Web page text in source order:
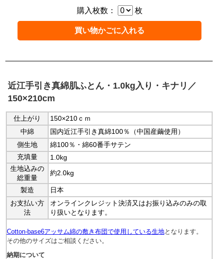
購入枚数： 枚
近江手引き真綿肌ふとん・1.0kg入り・キナリ／
150×210cm
仕上がり
150×210ｃｍ
中綿
国内近江手引き真綿100％（中国産繭使用）
側生地
綿100％・綿60番手サテン
充填量
1.0kg
生地込みの
総重量
約2.0kg
製造
日本
お支払い方
法
オンラインクレジット決済又はお振り込みのみの取
り扱いとなります。
Cotton-base6アッサム綿の敷き布団で使用している生地となります。
その他のサイズはご相談ください。
納期について